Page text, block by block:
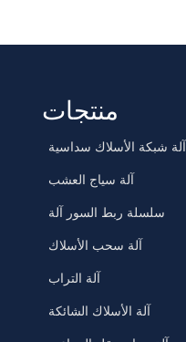
منتجات
آلة شبكة الأسلاك سداسية
آلة سياج العشب
سلسلة ربط السور آلة
آلة سحب الأسلاك
آلة التراب
آلة الأسلاك الشائكة